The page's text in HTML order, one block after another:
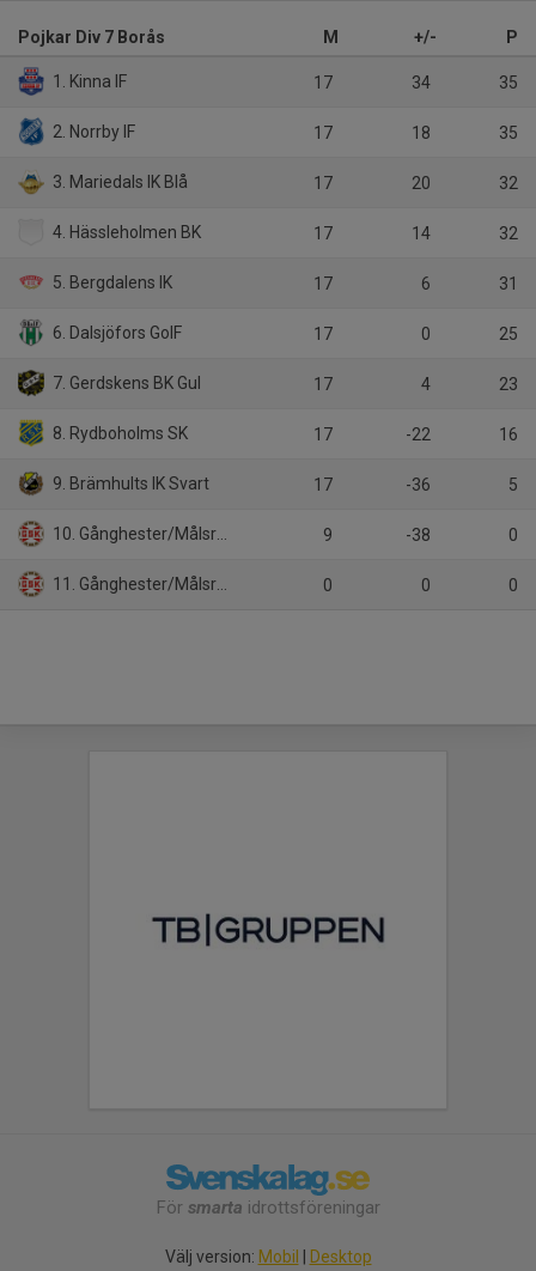
Pojkar Div 7 Borås M +/- P
1. Kinna IF 17 34 35
2. Norrby IF 17 18 35
3. Mariedals IK Blå 17 20 32
4. Hässleholmen BK 17 14 32
5. Bergdalens IK 17 6 31
6. Dalsjöfors GoIF 17 0 25
7. Gerdskens BK Gul 17 4 23
8. Rydboholms SK 17 -22 16
9. Brämhults IK Svart 17 -36 5
10. Gånghester/Målsryd 9 -38 0
11. Gånghester/Målsryd Gul 0 0 0
För smarta idrottsföreningar
Välj version: Mobil Desktop